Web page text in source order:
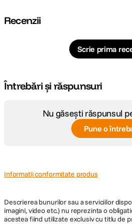
Recenzii
Scrie prima
Întrebări și răspunsuri
Nu găsești răspunsul
Pune o
Informatii conformitate produs
Descrierea bunurilor sau a serviciilor
imagini, video etc.) nu reprezinta o
acestea fiind utilizate exclusiv cu titlu de